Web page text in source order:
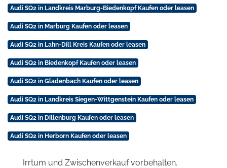
Audi SQ2 in Landkreis Marburg-Biedenkopf Kaufen oder leasen
Audi SQ2 in Marburg Kaufen oder leasen
Audi SQ2 in Lahn-Dill Kreis Kaufen oder leasen
Audi SQ2 in Biedenkopf Kaufen oder leasen
Audi SQ2 in Gladenbach Kaufen oder leasen
Audi SQ2 in Landkreis Siegen-Wittgenstein Kaufen oder leasen
Audi SQ2 in Dillenburg Kaufen oder leasen
Audi SQ2 in Herborn Kaufen oder leasen
Irrtum und Zwischenverkauf vorbehalten.